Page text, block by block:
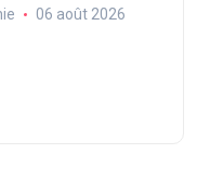
06 août 2026